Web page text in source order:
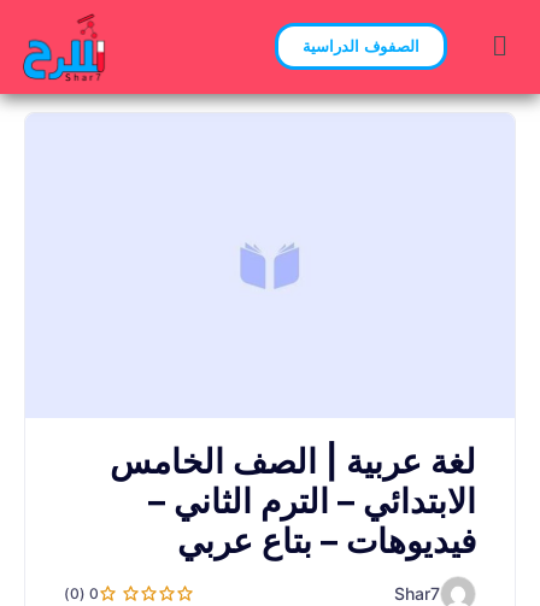
الصفوف الدراسية
لغة عربية | الصف الخامس
الابتدائي – الترم الثاني –
فيديوهات – بتاع عربي
Shar7
0 (0)